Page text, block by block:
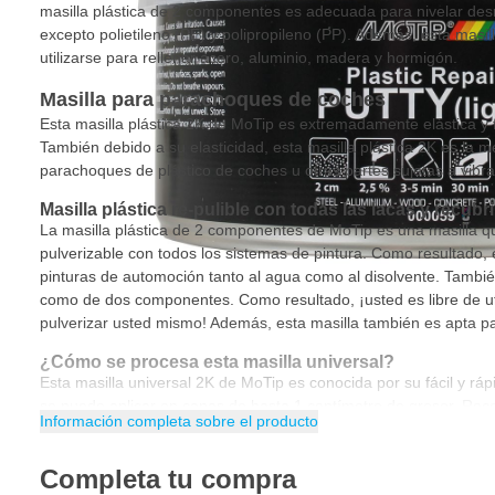
masilla plástica de 2 componentes es adecuada para nivelar
excepto polietileno (PE) y polipropileno (PP). Además, esta
utilizarse para rellenar acero, aluminio, madera y hormigón.
Masilla para parachoques de coches
Esta masilla plástica 2K de MoTip es extremadamente elástica y
También debido a su elasticidad, esta masilla plástica 2K es la
parachoques de plástico de coches u otras partes sujetas a
Masilla plástica re-pulible con todas las lacas y
La masilla plástica de 2 componentes de MoTip es una masilla
pulverizable con todos los sistemas de pintura. Como resultado,
pinturas de automoción tanto al agua como al disolvente.
como de dos componentes. Como resultado, ¡usted es libre de
pulverizar usted mismo! Además, esta masilla también es apta
¿Cómo se procesa esta masilla universal?
Esta masilla universal 2K de MoTip es conocida por su fácil y
espátula para aplicar la masilla. Mientras mezcla el endurecedor
con cuidado y evite la inclusión de aire durante la mezcla. Las
Información completa sobre el producto
Completa tu compra